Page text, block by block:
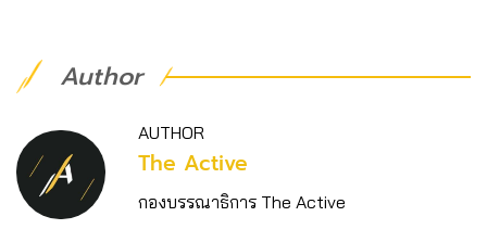
Author
AUTHOR
The Active
กองบรรณาธิการ The Active